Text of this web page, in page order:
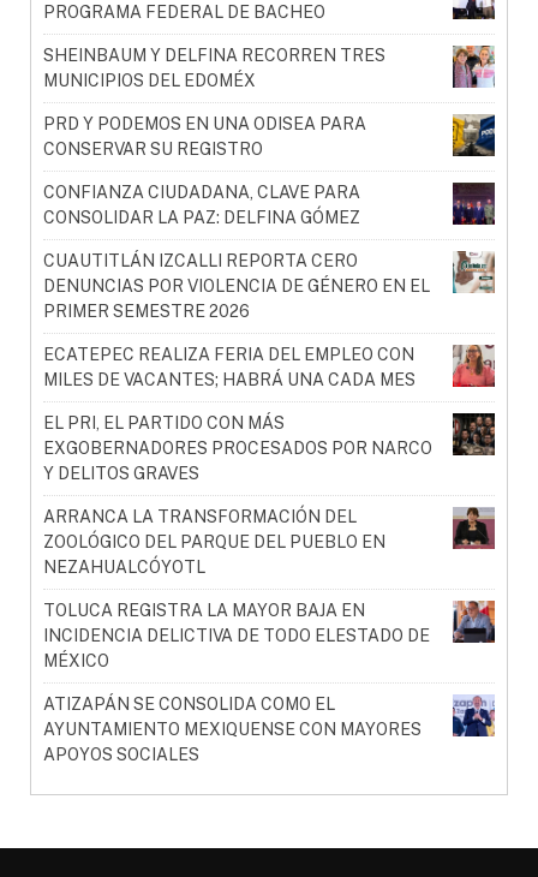
PROGRAMA FEDERAL DE BACHEO
SHEINBAUM Y DELFINA RECORREN TRES
MUNICIPIOS DEL EDOMÉX
PRD Y PODEMOS EN UNA ODISEA PARA
CONSERVAR SU REGISTRO
CONFIANZA CIUDADANA, CLAVE PARA
CONSOLIDAR LA PAZ: DELFINA GÓMEZ
CUAUTITLÁN IZCALLI REPORTA CERO
DENUNCIAS POR VIOLENCIA DE GÉNERO EN EL
PRIMER SEMESTRE 2026
ECATEPEC REALIZA FERIA DEL EMPLEO CON
MILES DE VACANTES; HABRÁ UNA CADA MES
EL PRI, EL PARTIDO CON MÁS
EXGOBERNADORES PROCESADOS POR NARCO
Y DELITOS GRAVES
ARRANCA LA TRANSFORMACIÓN DEL
ZOOLÓGICO DEL PARQUE DEL PUEBLO EN
NEZAHUALCÓYOTL
TOLUCA REGISTRA LA MAYOR BAJA EN
INCIDENCIA DELICTIVA DE TODO ELESTADO DE
MÉXICO
ATIZAPÁN SE CONSOLIDA COMO EL
AYUNTAMIENTO MEXIQUENSE CON MAYORES
APOYOS SOCIALES